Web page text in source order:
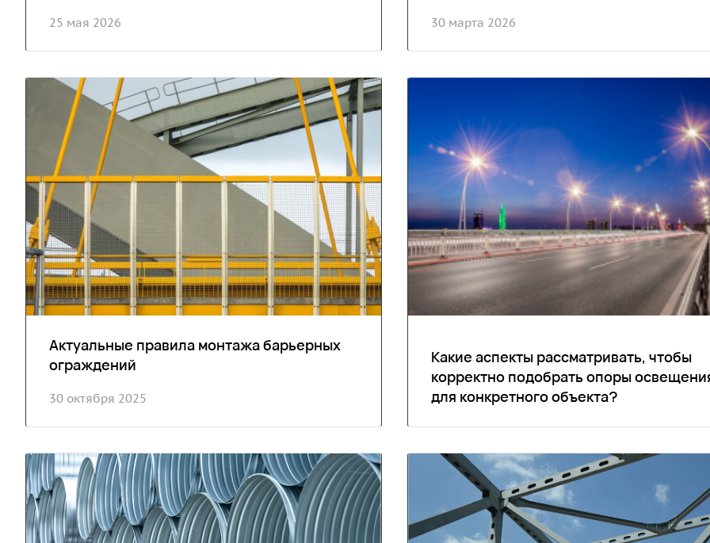
25 мая 2026 30 марта 2026
30 октября 2025
Актуальные правила монтажа барьерных
ограждений
Какие аспекты рассматривать, чтобы
корректно подобрать опоры
для конкретного объекта?